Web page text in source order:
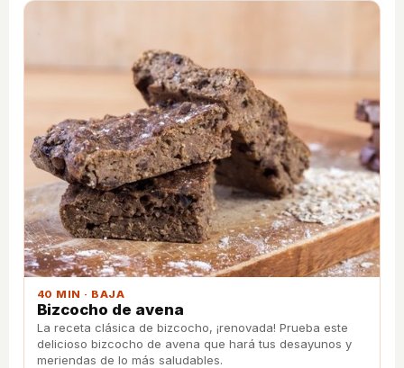
40 MIN · BAJA
Bizcocho de avena
La receta clásica de bizcocho, ¡renovada! Prueba este
delicioso bizcocho de avena que hará tus desayunos y
meriendas de lo más saludables.